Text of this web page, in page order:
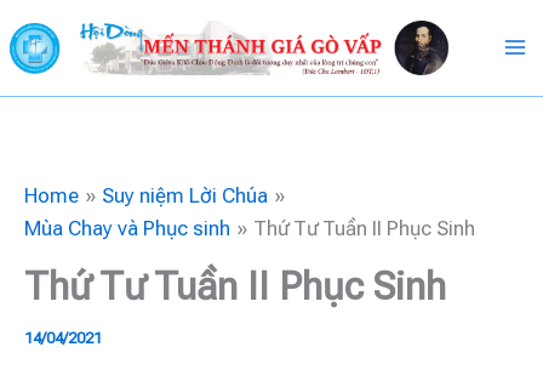
to
content
Home
Suy niệm Lời Chúa
Mùa Chay và Phục sinh
Thứ Tư Tuần II Phục Sinh
Thứ Tư Tuần II Phục Sinh
14/04/2021